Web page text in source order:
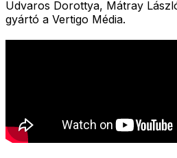
Udvaros Dorottya, Mátray
gyártó a Vertigo Média.